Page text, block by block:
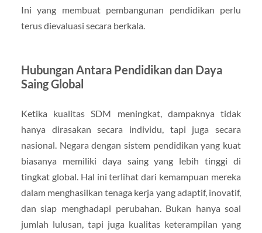
Ini yang membuat pembangunan pendidikan perlu
terus dievaluasi secara berkala.
Hubungan Antara Pendidikan dan Daya
Saing Global
Ketika kualitas SDM meningkat, dampaknya tidak
hanya dirasakan secara individu, tapi juga secara
nasional. Negara dengan sistem pendidikan yang kuat
biasanya memiliki daya saing yang lebih tinggi di
tingkat global. Hal ini terlihat dari kemampuan mereka
dalam menghasilkan tenaga kerja yang adaptif, inovatif,
dan siap menghadapi perubahan. Bukan hanya soal
jumlah lulusan, tapi juga kualitas keterampilan yang